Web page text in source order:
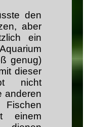
den
aber
ein
genug)
dieser
nicht
anderen
einem